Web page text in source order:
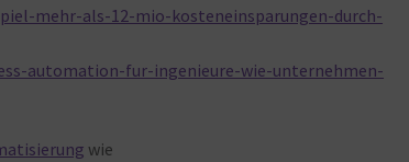
mehr-als-12-mio-kosteneinsparungen-durch-
automation-fur-ingenieure-wie-unternehmen-
wie